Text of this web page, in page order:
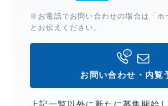
※お電話でお問い合わせの場合は「ホ
とお伝えください。
お問い合わせ・内覧